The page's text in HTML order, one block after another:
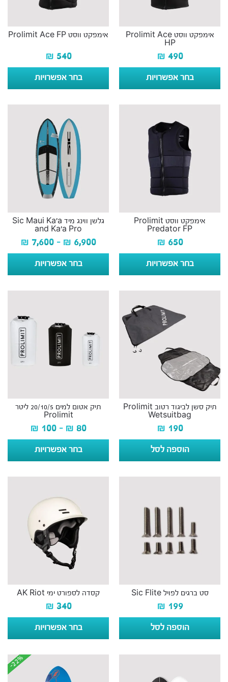
אימפקט ווסט Prolimit Ace
HP
₪ 490
בחר אפשרויות
אימפקט ווסט Prolimit Ace FP
₪ 540
בחר אפשרויות
אימפקט ווסט Prolimit
Predator FP
₪ 650
בחר אפשרויות
גלשן ווינג מיד Sic Maui Ka’a
and Ka’a Pro
₪ 6,900
–
₪ 7,600
בחר אפשרויות
תיק סשן לביגוד רטוב Prolimit
Wetsuitbag
₪ 190
הוספה לסל
תיק אטום למים 20/10/5 ליטר
Prolimit
₪ 80
–
₪ 100
בחר אפשרויות
סט ברגים לפויל Sic Flite
₪ 199
הוספה לסל
קסדה לספורט ימי AK Riot
₪ 340
בחר אפשרויות
-22%
-22%